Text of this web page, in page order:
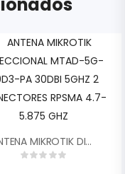
ANTENA MIKROTIK DIRECCIONAL MTAD-5G-30D3-PA 30DBI 5GHZ 2 CONECTORES RPSMA 4.7-5.875 GHZ